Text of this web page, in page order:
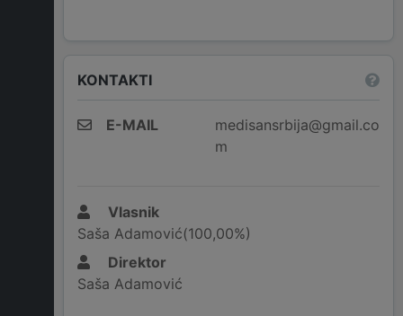
KONTAKTI
E-MAIL
medisansrbija@gmail.co
m
Vlasnik
Saša Adamović(100,00%)
Direktor
Saša Adamović